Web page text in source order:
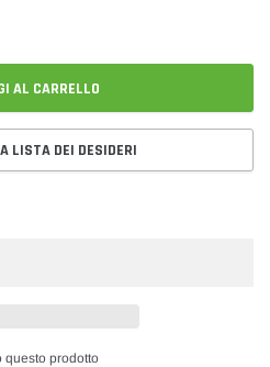
AL CARRELLO
LISTA DEI DESIDERI
questo prodotto